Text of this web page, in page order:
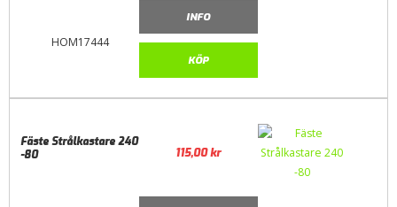
HOM17444
INFO
KÖP
Fäste Strålkastare 240
-80
115,00kr